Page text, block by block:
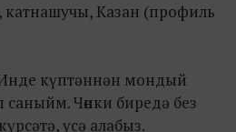
Казан (профиль
күптәннән мондый
Чөнки биредә без
үсә алабыз.